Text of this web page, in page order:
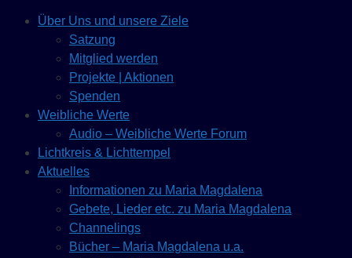
Über Uns und unsere Ziele
Satzung
Mitglied werden
Projekte | Aktionen
Spenden
Weibliche Werte
Audio – Weibliche Werte Forum
Lichtkreis & Lichttempel
Aktuelles
Informationen zu Maria Magdalena
Gebete, Lieder etc. zu Maria Magdalena
Channelings
Bücher – Maria Magdalena u.a.